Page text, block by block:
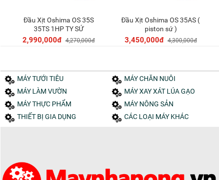
Thêm vào giỏ
Đầu Xịt Oshima OS 35S
35TS 1HP TY SỨ
2,990,000đ 4,270,000đ
Thêm vào giỏ
Đầu Xịt Oshima OS 35AS (
piston sứ )
3,450,000đ 4,300,000đ
MÁY TƯỚI TIÊU
MÁY CHĂN NUÔI
MÁY LÀM VƯỜN
MÁY XAY XÁT LÚA GẠO
MÁY THỰC PHẨM
MÁY NÔNG SẢN
THIẾT BỊ GIA DỤNG
CÁC LOẠI MÁY KHÁC